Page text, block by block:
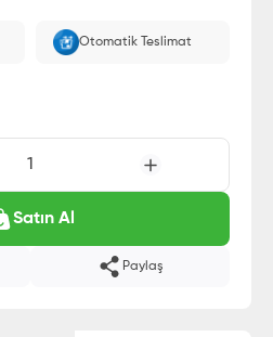
Otomatik Teslimat
1
Satın Al
Paylaş